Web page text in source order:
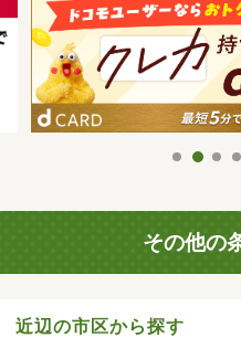
その他の
近辺の市区から探す